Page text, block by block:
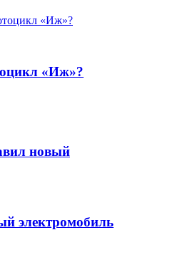
«Иж»?
новый
электромобиль